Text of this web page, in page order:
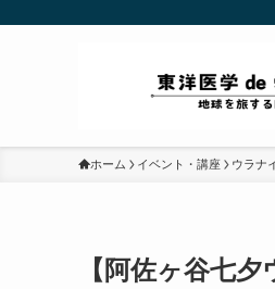
ホーム イベント・講座 ウラナ
【阿佐ヶ谷七